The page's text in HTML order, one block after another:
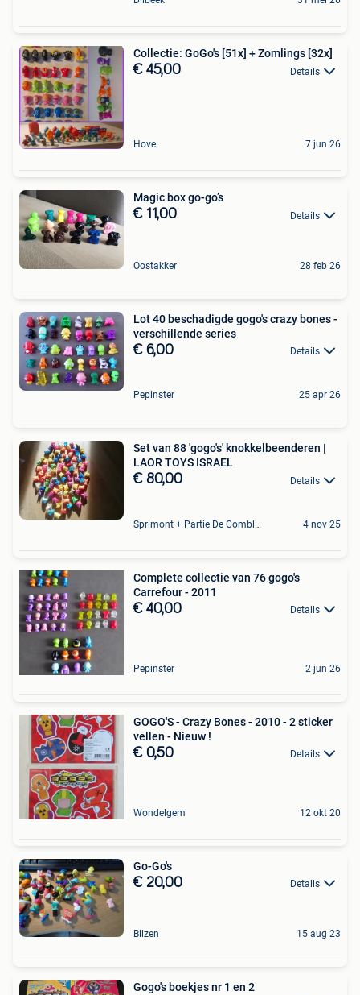
Collectie: GoGo's [51x] + Zomlings [32x]
€ 45,00 Details
Hove 7 jun 26
Magic box go-go’s
€ 11,00 Details
Oostakker 28 feb 26
Lot 40 beschadigde gogo's crazy bones -
verschillende series
€ 6,00 Details
Pepinster 25 apr 26
Set van 88 'gogo's' knokkelbeenderen |
LAOR TOYS ISRAEL
€ 80,00 Details
Sprimont + Partie De Comblain-Au-Pont 4 nov 25
Complete collectie van 76 gogo's
Carrefour - 2011
€ 40,00 Details
Pepinster 2 jun 26
GOGO'S - Crazy Bones - 2010 - 2 sticker
vellen - Nieuw !
€ 0,50 Details
Wondelgem 12 okt 20
Go-Go's
€ 20,00 Details
Bilzen 15 aug 23
Gogo's boekjes nr 1 en 2